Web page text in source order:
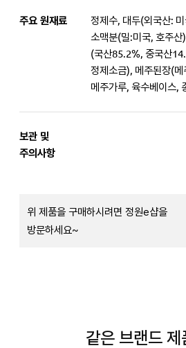
주요 원재료
정제수, 대두(외국산:
소맥분(밀:미국, 호주산
(국산85.2%, 중국산
정제소금), 메주된장(
메주가루, 육수베이스,
보관 및
주의사항
위 제품을 구매하시려면 정원e샵을
방문하세요~
같은 브랜드 제